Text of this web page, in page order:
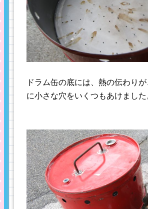
ドラム缶の底には、熱の伝わり
に小さな穴をいくつもあけました